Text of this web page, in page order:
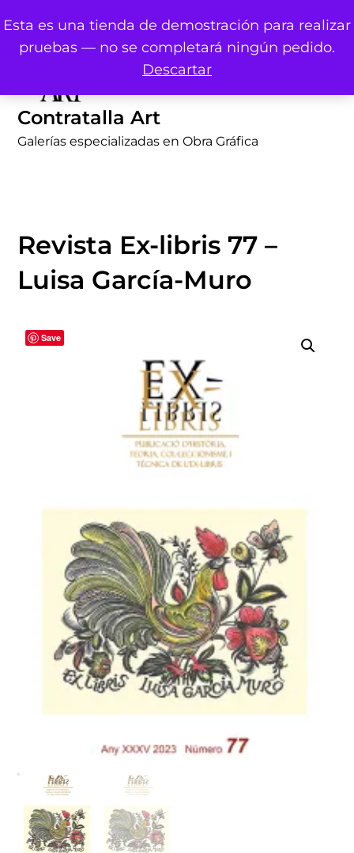
Esta es una tienda de demostración para realizar
pruebas — no se completará ningún pedido.
Descartar
to
content
Contratalla Art
Galerías especializadas en Obra Gráfica
Revista Ex-libris 77 –
Luisa García-Muro
Save